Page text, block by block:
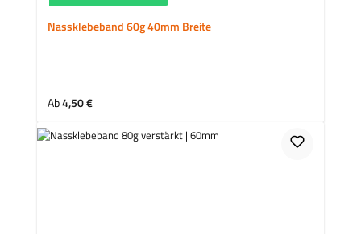
Nassklebeband 60g 40mm Breite
Regulärer Preis:
Ab4,50 €